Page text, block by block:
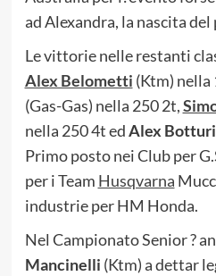
ad Alexandra, la nascita
Le vittorie nelle restanti
Alex Belometti (Ktm) nella
(Gas-Gas) nella 250 2t,
nella 250 4t edAlex Botturi
Primo posto nei Club per
per i Team Husqvarna
industrie per HM Honda.
Nel Campionato Senior ?
Mancinelli (Ktm) a dettar